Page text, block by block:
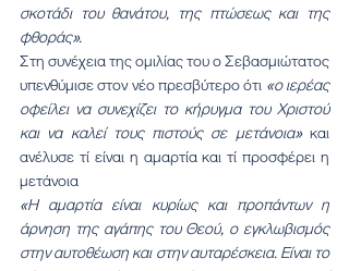
σκοτάδι του θανάτου, της πτώσεως και της
φθοράς».
Στη συνέχεια της ομιλίας του ο Σεβασμιώτατος
υπενθύμισε στον νέο πρεσβύτερο ότι «ο ιερέας
οφείλει να συνεχίζει το κήρυγμα του Χριστού
και να καλεί τους πιστούς σε μετάνοια» και
ανέλυσε τί είναι η αμαρτία και τί προσφέρει η
μετάνοια
«Η αμαρτία είναι κυρίως και προπάντων η
άρνηση της αγάπης του Θεού, ο εγκλωβισμός
στην αυτοθέωση και στην αυταρέσκεια. Είναι το